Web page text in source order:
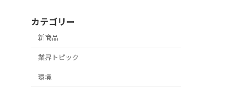
カテゴリー
新商品
業界トピック
環境